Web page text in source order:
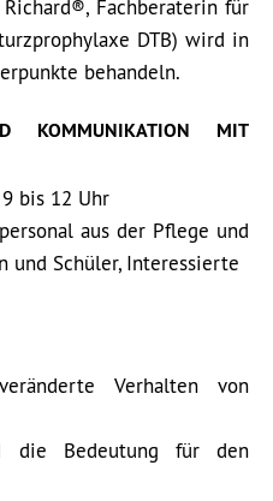
Fachberaterin für
DTB) wird in
behandeln.
KOMMUNIKATION MIT
bis 12 Uhr
aus der Pflege und
und Schüler, Interessierte
Verhalten von
die Bedeutung für den